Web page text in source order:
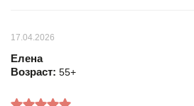
17.04.2026
Елена
Возраст: 55+